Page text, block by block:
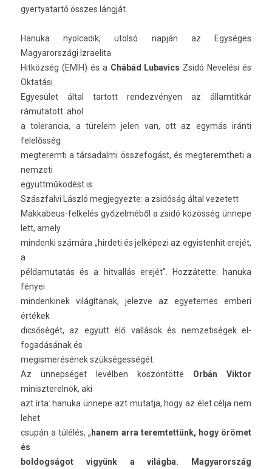
gyer­tyatartó összes lángját.
Han­uka nyol­cadik, utolsó napján az Egységes
Magyarországi Iz­raelita
Hitközség (EMIH) és a Chábád Lubavics Zsidó Nevelési és
Oktatási
Egyesület által tar­tott re­ndez­vény­en az állam­titkár
rámutatott: ahol
a toleran­cia, a türelem jelen van, ott az egymás iránti
felelősség
meg­terem­ti a tár­sadal­mi összefogást, és meg­teremtheti a
nem­zeti
együttműködést is.
Szászfal­vi László meg­jegyez­te: a zsidóság által vezetett
Makkabeus-felkelés győzelméből a zsidó közösség ünnepe
lett, amely
min­denki számára „hir­deti és jelképezi az egyis­tenhit erejét,
a
pél­damutatás és a hit­vallás erejét”. Hozzátette: han­uka
fényei
min­denkinek világítanak, jelez­ve az egyetemes em­beri
értékek
dicsőségét, az együtt élő vallások és nem­zetiségek el­
fogadásának és
megis­merésének szükségességét.
Az ünnepséget levélben köszöntötte Orbán Vik­tor
miniszterel­nök, aki
azt írta: han­uka ünnepe azt mutat­ja, hogy az élet célja nem
lehet
csupán a túlélés, „ hanem arra terem­tettünk, hogy örömet
és
bol­dogságot vigyünk a világba. Magyarország